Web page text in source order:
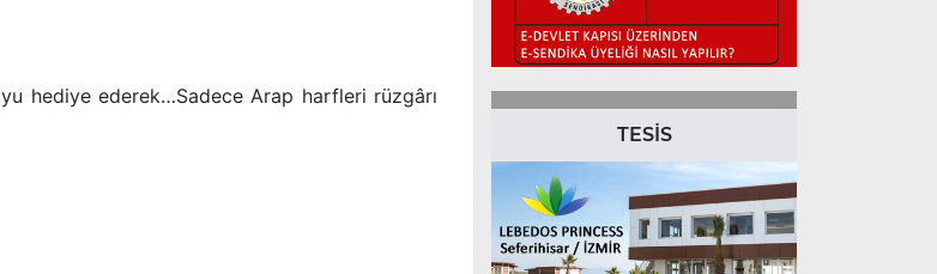
hediye ederek…Sadece Arap harfleri rüzgârı
TESİS